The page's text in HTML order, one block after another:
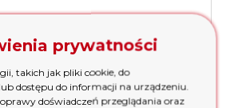
prywatności
takich jak pliki cookie, do
dostępu do informacji na urządzeniu.
doświadczeń przeglądania oraz